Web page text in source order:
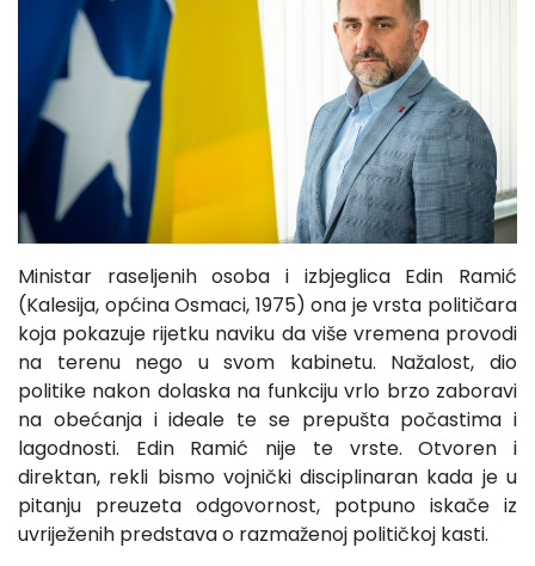
Ministar raseljenih osoba i izbjeglica Edin Ramić
(Kalesija, općina Osmaci, 1975) ona je vrsta političara
koja pokazuje rijetku naviku da više vremena provodi
na terenu nego u svom kabinetu. Nažalost, dio
politike nakon dolaska na funkciju vrlo brzo zaboravi
na obećanja i ideale te se prepušta počastima i
lagodnosti. Edin Ramić nije te vrste. Otvoren i
direktan, rekli bismo vojnički disciplinaran kada je u
pitanju preuzeta odgovornost, potpuno iskače iz
uvriježenih predstava o razmaženoj političkoj kasti.